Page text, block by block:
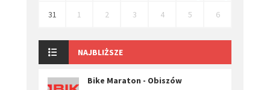
31 1 2 3 4 5 6
NAJBLIŻSZE
Bike Maraton - Obiszów